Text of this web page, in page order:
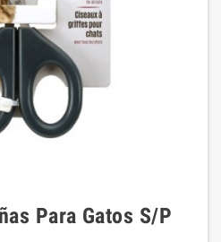
Para Gatos S/P